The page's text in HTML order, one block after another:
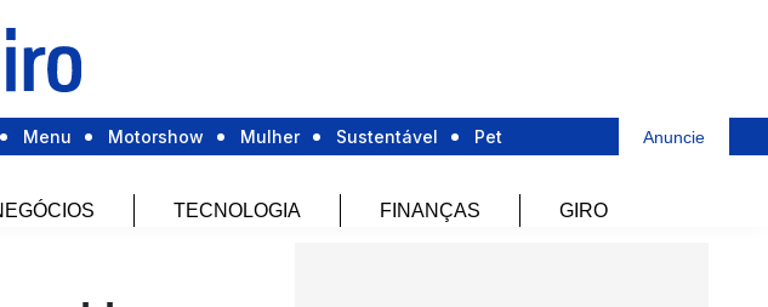
Menu Motorshow Mulher Sustentável Pet Anuncie
TECNOLOGIA FINANÇAS GIRO